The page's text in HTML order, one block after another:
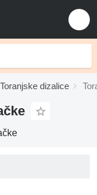
Toranjske dizalice